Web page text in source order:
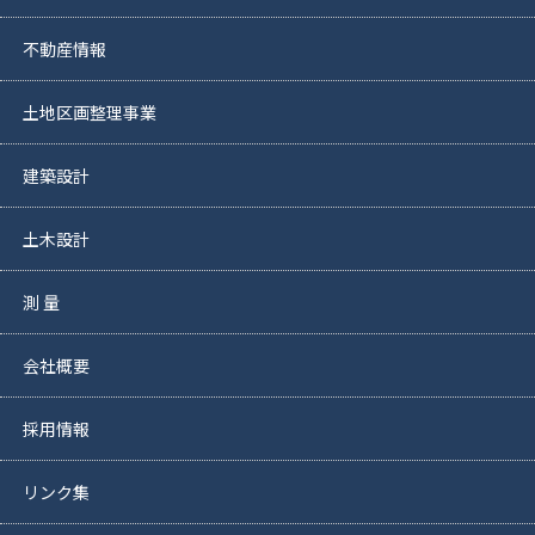
不動産情報
土地区画整理事業
建築設計
土木設計
測 量
会社概要
採用情報
リンク集